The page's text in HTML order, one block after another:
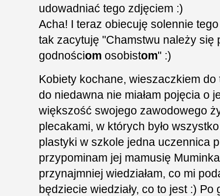
udowadniać tego zdjęciem :)
Acha! I teraz obiecuję solennie
tak zacytuję "Chamstwu należy się
godnościom osobistom" :)
Kobiety kochane, wieszaczkiem
do niedawna nie miałam pojęcia o
większość swojego zawodowego
plecakami, w których było
plastyki w szkole jedna uczennica
przypominam jej mamusię
przynajmniej wiedziałam, co mi
będziecie wiedziały, co to jest :) Po